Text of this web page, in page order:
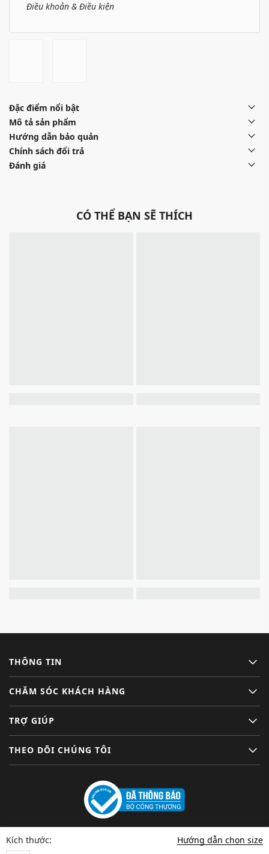
Điều khoản & Điều kiện
Kích thước: Hướng dẫn chọn size
Đặc điểm nổi bật
Mô tả sản phẩm
Hướng dẫn bảo quản
Chính sách đổi trả
Đánh giá
CÓ THỂ BẠN SẼ THÍCH
THÔNG TIN
CHĂM SÓC KHÁCH HÀNG
TRỢ GIÚP
THEO DÕI CHÚNG TÔI